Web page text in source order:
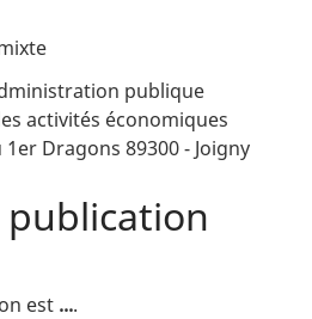
publique
activités économiques
Dragons 89300 - Joigny
est ....